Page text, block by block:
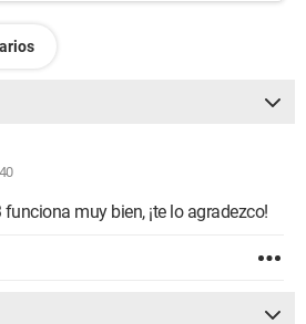
muy bien, ¡te lo agradezco!